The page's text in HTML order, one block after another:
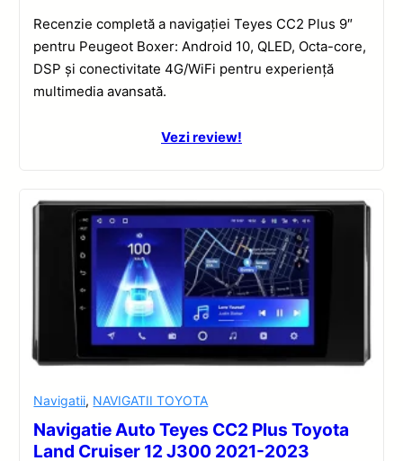
Recenzie completă a navigației Teyes CC2 Plus 9″
pentru Peugeot Boxer: Android 10, QLED, Octa-core,
DSP și conectivitate 4G/WiFi pentru experiență
multimedia avansată.
Vezi review!
Navigatii, NAVIGATII TOYOTA
Navigatie Auto Teyes CC2 Plus Toyota
Land Cruiser 12 J300 2021-2023